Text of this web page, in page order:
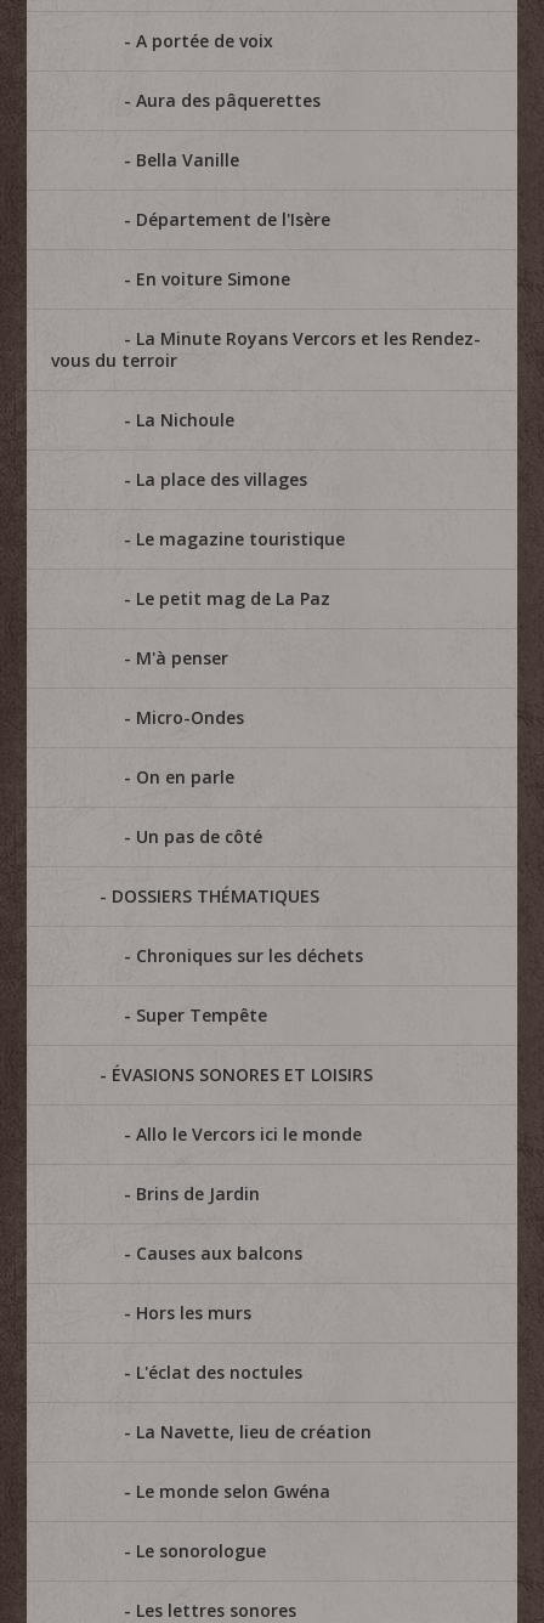
A portée de voix
Aura des pâquerettes
Bella Vanille
Département de l'Isère
En voiture Simone
La Minute Royans Vercors et les Rendez-
vous du terroir
La Nichoule
La place des villages
Le magazine touristique
Le petit mag de La Paz
M'à penser
Micro-Ondes
On en parle
Un pas de côté
DOSSIERS THÉMATIQUES
Chroniques sur les déchets
Super Tempête
ÉVASIONS SONORES ET LOISIRS
Allo le Vercors ici le monde
Brins de Jardin
Causes aux balcons
Hors les murs
L'éclat des noctules
La Navette, lieu de création
Le monde selon Gwéna
Le sonorologue
Les lettres sonores